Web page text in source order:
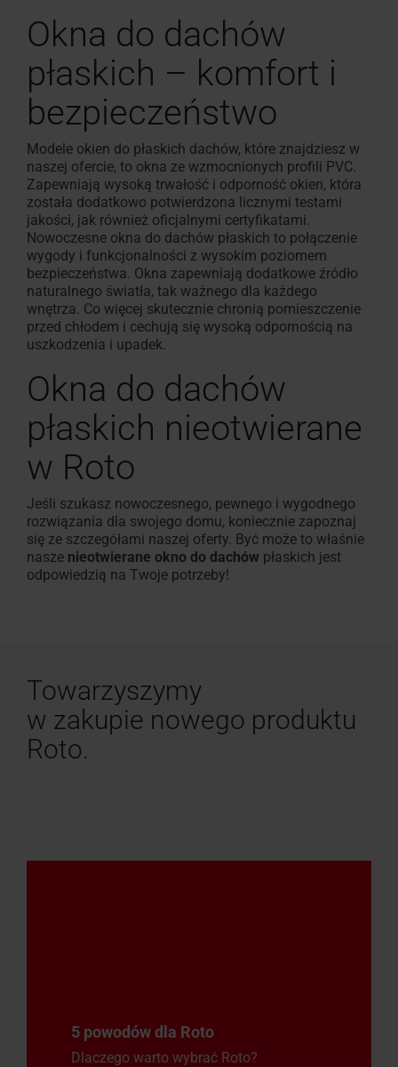
Okna do dachów
płaskich – komfort i
bezpieczeństwo
Modele okien do płaskich dachów, które znajdziesz w
naszej ofercie, to okna ze wzmocnionych profili PVC.
Zapewniają wysoką trwałość i odporność okien, która
została dodatkowo potwierdzona licznymi testami
jakości, jak również oficjalnymi certyfikatami.
Nowoczesne okna do dachów płaskich to połączenie
wygody i funkcjonalności z wysokim poziomem
bezpieczeństwa. Okna zapewniają dodatkowe źródło
naturalnego światła, tak ważnego dla każdego
wnętrza. Co więcej skutecznie chronią pomieszczenie
przed chłodem i cechują się wysoką odpornością na
uszkodzenia i upadek.
Okna do dachów
płaskich nieotwierane
w Roto
Jeśli szukasz nowoczesnego, pewnego i wygodnego
rozwiązania dla swojego domu, koniecznie zapoznaj
się ze szczegółami naszej oferty. Być może to właśnie
nasze nieotwierane okno do dachów płaskich jest
odpowiedzią na Twoje potrzeby!
Towarzyszymy
w zakupie nowego produktu
Roto.
5 powodów dla Roto
Dlaczego warto wybrać Roto?